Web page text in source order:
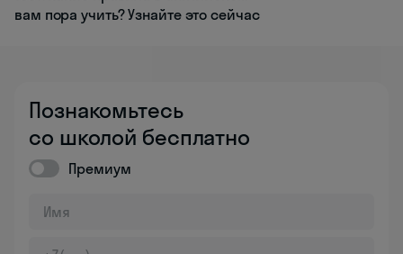
вам пора учить? Узнайте это сейчас
Познакомьтесь
со школой бесплатно
Премиум